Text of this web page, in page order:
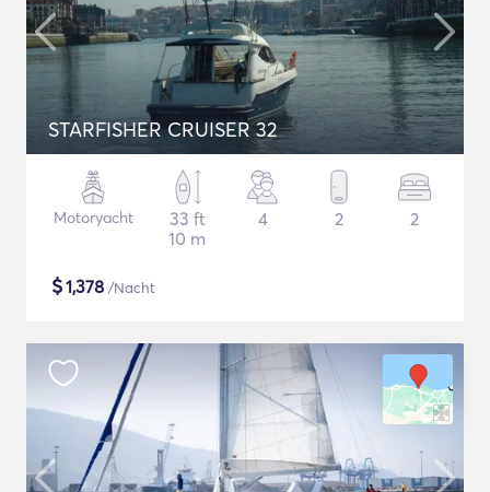
STARFISHER CRUISER 32
Motoryacht
33 ft
10 m
4 2 2
$1,378 /Nacht